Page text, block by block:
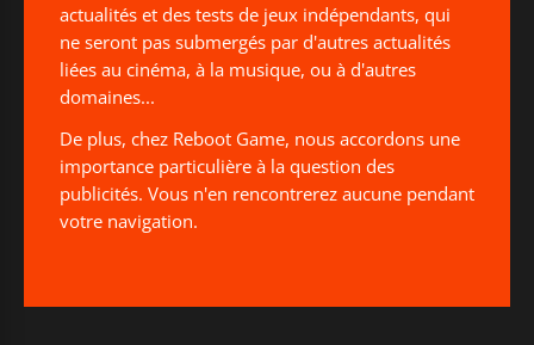
actualités et des tests de jeux indépendants, qui
ne seront pas submergés par d'autres actualités
liées au cinéma, à la musique, ou à d'autres
domaines...
De plus, chez Reboot Game, nous accordons une
importance particulière à la question des
publicités. Vous n'en rencontrerez aucune pendant
votre navigation.